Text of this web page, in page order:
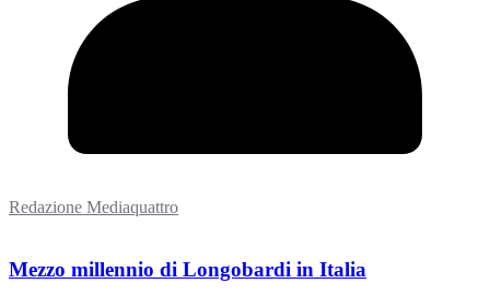
Redazione Mediaquattro
Mezzo millennio di Longobardi in Italia